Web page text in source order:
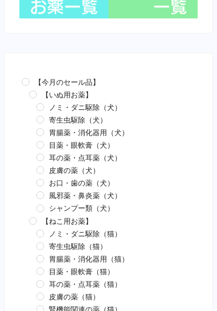
【今月のセール品】
【いぬ用お薬】
ノミ・ダニ駆除（犬）
寄生虫駆除（犬）
胃腸薬・消化器用（犬）
目薬・眼軟膏（犬）
耳の薬・点耳薬（犬）
皮膚の薬（犬）
お口・歯の薬（犬）
風邪薬・鼻炎薬（犬）
シャンプー類（犬）
【ねこ用お薬】
ノミ・ダニ駆除（猫）
寄生虫駆除（猫）
胃腸薬・消化器用（猫）
目薬・眼軟膏（猫）
耳の薬・点耳薬（猫）
皮膚の薬（猫）
腎機能関連の薬（猫）